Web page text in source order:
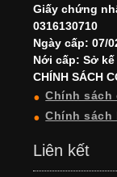
Giấy chứng
0316130710
Ngày cấp: 07/
Nới cấp: Sở
CHÍNH SÁCH
Chính sách
Chính sách
Liên kết